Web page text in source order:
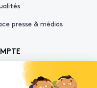
presse & médias
connecter